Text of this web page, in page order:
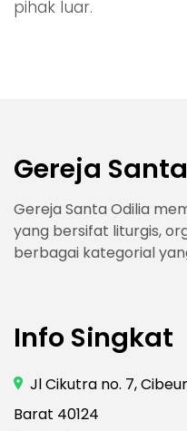
pihak luar.
Gereja
Gereja Santa Odilia
yang bersifat liturgis,
berbagai kategorial
Info Singkat
Jl Cikutra no. 7,
Barat 40124